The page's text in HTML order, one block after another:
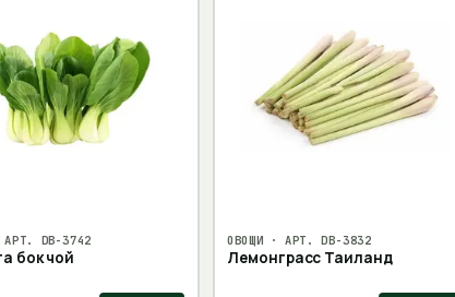
АРТ. DB-3742
бок чой
ОВОЩИ · АРТ.DB-3832
Лемонграсс Таиланд